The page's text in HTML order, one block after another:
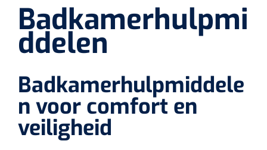
Badkamerhulpmi
ddelen
Badkamerhulpmiddele
n voor comfort en
veiligheid